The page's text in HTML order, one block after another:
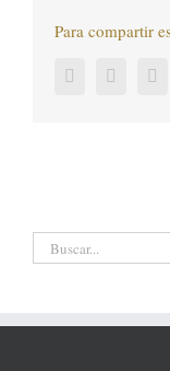
Para compartir
FacebookTwitter
Buscar: